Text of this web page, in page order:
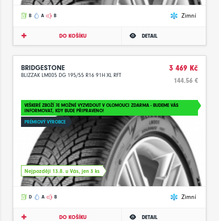
B A B Zimní
DO KOŠÍKU DETAIL
BRIDGESTONE
BLIZZAK LM005 DG 195/55 R16 91H XL RFT
3 469 Kč
144.56 €
VEŠKERÉ ZBOŽÍ JE MOŽNÉ VYZVEDOUT V OLOMOUCI ZDARMA - BUDEME VÁS
INFORMOVAT, KDY BUDE PŘIPRAVENO!
PRÉMIOVÝ VÝROBCE
Nejpozději 13.8. u Vás, jen 3 ks
D A B Zimní
DO KOŠÍKU DETAIL